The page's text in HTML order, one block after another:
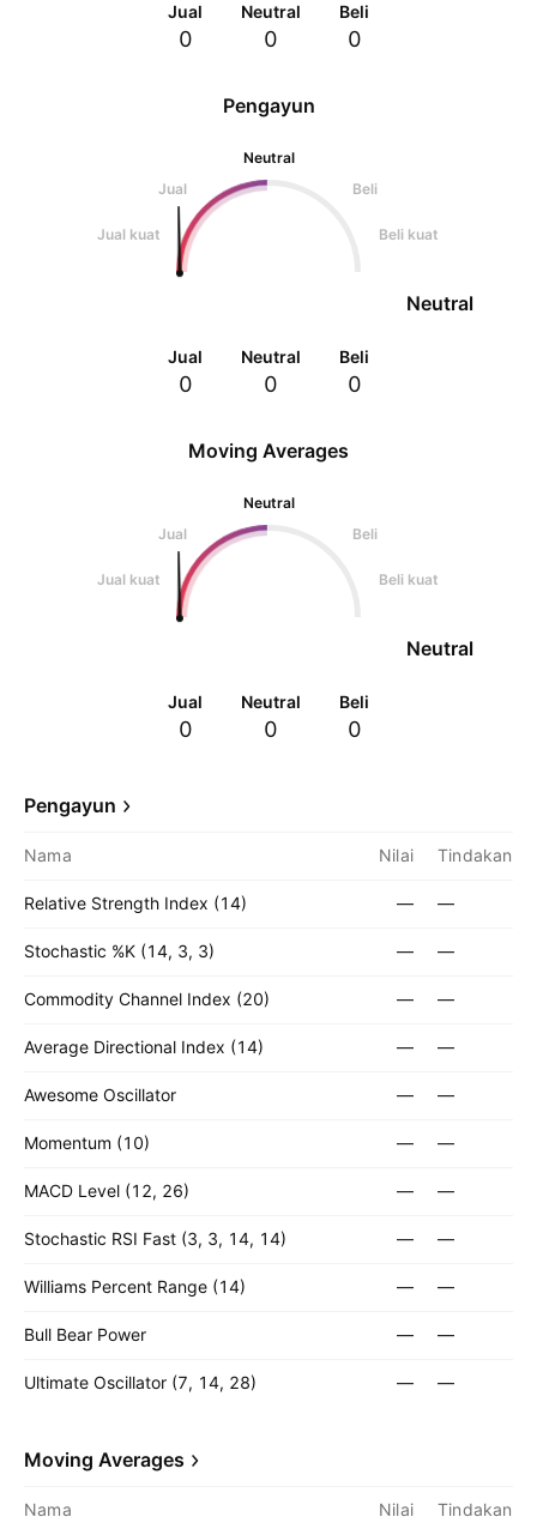
Pengayun
Neutral
Jual
Beli
Jual kuat Beli kuat
Neutral
Jual
0
Neutral
0
Beli
0
Jual
0
Neutral
0
Beli
0
Moving Averages
Neutral
Jual
Beli
Jual kuat Beli kuat
Neutral
Jual
0
Neutral
0
Beli
0
Pengayun
Nama Nilai Tindakan
Relative Strength Index (14) — —
Stochastic %K (14, 3, 3) — —
Commodity Channel Index (20) — —
Average Directional Index (14) — —
Awesome Oscillator — —
Momentum (10) — —
MACD Level (12, 26) — —
Stochastic RSI Fast (3, 3, 14, 14) — —
Williams Percent Range (14) — —
Bull Bear Power — —
Ultimate Oscillator (7, 14, 28) — —
Moving Averages
Nama Nilai Tindakan